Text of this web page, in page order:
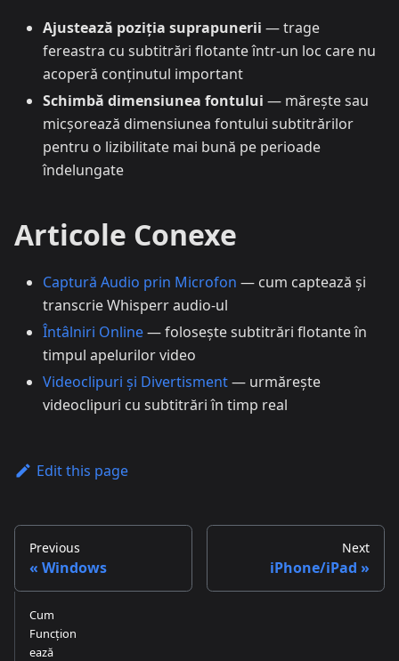
Ajustează poziția suprapunerii — trage
fereastra cu subtitrări flotante într-un loc care nu
acoperă conținutul important
Schimbă dimensiunea fontului — mărește sau
micșorează dimensiunea fontului subtitrărilor
pentru o lizibilitate mai bună pe perioade
îndelungate
Articole Conexe
Captură Audio prin Microfon — cum captează și
transcrie Whisperr audio-ul
Întâlniri Online— folosește subtitrări flotante în
timpul apelurilor video
Videoclipuri și Divertisment— urmărește
videoclipuri cu subtitrări în timp real
Edit this page
Previous
Windows
Next
iPhone/iPad
Cum
Funcțion
ează